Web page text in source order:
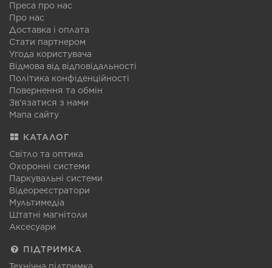
Преса про нас
Про нас
Доставка і оплата
Стати партнером
Угода користувача
Відмова від відповідальності
Політика конфіденційності
Повернення та обмін
Зв'язатися з нами
Мапа сайту
КАТАЛОГ
Світло та оптика
Охоронні системи
Паркувальні системи
Відеореєстратори
Мультимедіа
Штатні магнітоли
Аксесуари
ПІДТРИМКА